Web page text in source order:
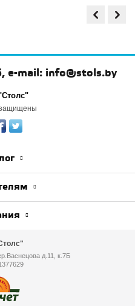
e-mail: info@stols.by
д.11, к.7Б